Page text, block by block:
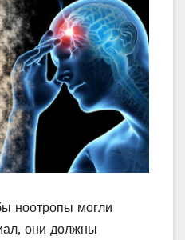
ноотропы могли
они должны